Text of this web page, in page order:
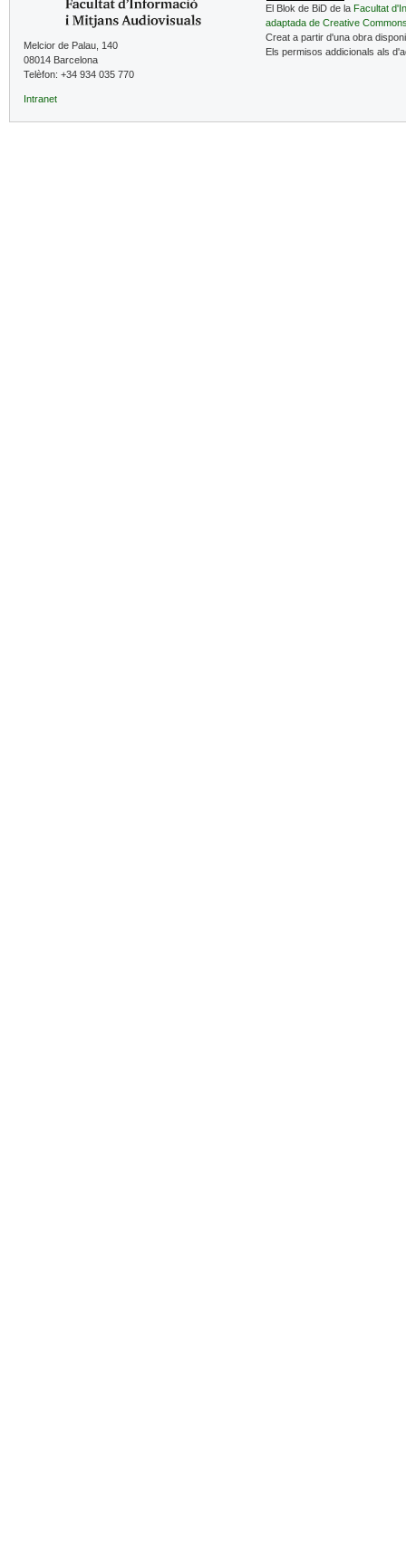
Melcior de Palau, 140
08014 Barcelona
Telèfon: +34 934 035 770
Intranet
El Blok de BiD de la Facultat
adaptada de Creative
Creat a partir d'una obra
Els permisos addicionals als